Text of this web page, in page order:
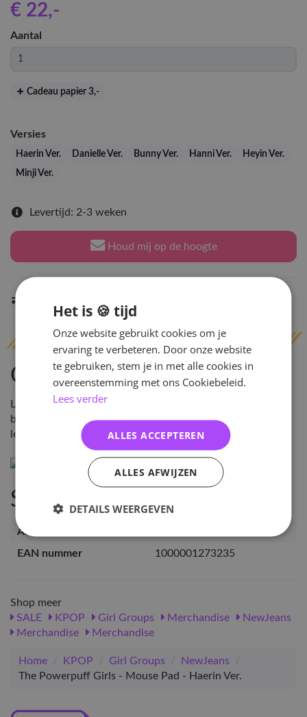
€ 22,-
Aantal
Cadeau papier 3,-
Versies
Haerin Ver. Danielle Ver. Bunny Ver. Hanni Ver.
Heyin Ver.
Minji Ver.
Levertijd: 2-3 weken
Houd mij op de hoogte
Omschrijving
Let op: Dit product is "until sold out". Mogelijk wordt je
bestelling geannuleerd als hij uitverkocht is bij onze
leverancier.
Specificaties
Artikelnummer
EAN nummer
1000001273235
Shop meer
SALE
KPOP Girl Groups Merchandise
NewJeans
Merchandise
Merchandise
Home / KPOP / Girl Groups / NewJeans
/
The Powerpuff Girls - Mouse Pad - Haerin Ver.
Het is 🍪 tijd
Onze website gebruikt cookies om je
ervaring te verbeteren. Door onze website
te gebruiken, stem je in met alle cookies in
overeenstemming met ons Cookiebeleid.
Lees verder
ALLES ACCEPTEREN
ALLES AFWIJZEN
DETAILS WEERGEVEN